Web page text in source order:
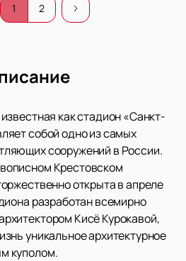
1 2
как стадион «Санкт-
собой одно из самых
сооружений в России.
Крестовском
открыта в апреле
разработан всемирно
Кисё Курокавой,
уникальное архитектурное
куполом.